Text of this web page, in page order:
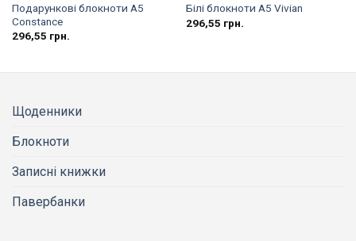
Подарункові блокноти A5
Constance
296,55 грн.
Білі блокноти A5 Vivian
296,55 грн.
Щоденники
Блокноти
Записні книжки
Павербанки